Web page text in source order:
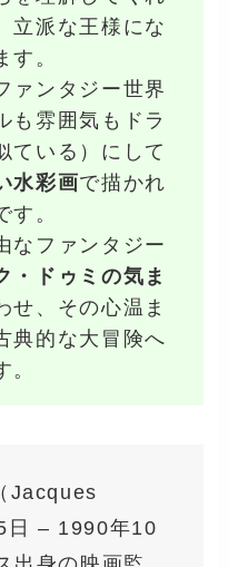
立派な王様にな
す。
ァンタジー世界
も雰囲気もドラ
ている）にして
水彩画で描かれ
す。
なファンタジー
・ドゥミの気ま
せ、その心温ま
典的な大冒険へ
。
Jacques
日 – 1990年10